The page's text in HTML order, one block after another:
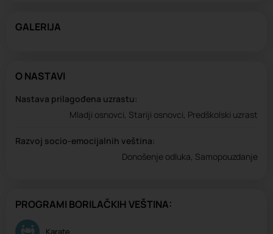
GALERIJA
O NASTAVI
Nastava prilagođena uzrastu:
Mladji osnovci, Stariji osnovci, Predškolski uzrast
Razvoj socio-emocijalnih veština:
Donošenje odluka, Samopouzdanje
PROGRAMI BORILAČKIH VEŠTINA:
Karate